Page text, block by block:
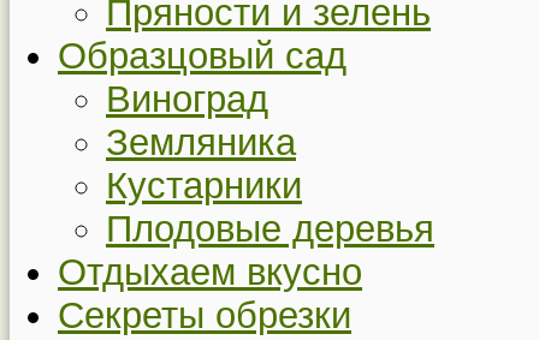
Пряности и зелень
Образцовый сад
Виноград
Земляника
Кустарники
Плодовые деревья
Отдыхаем вкусно
Секреты обрезки